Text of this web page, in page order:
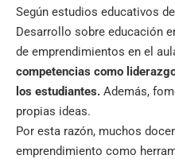
Según estudios educativos
Desarrollo sobre educación
de emprendimientos en el
competencias como
los estudiantes. Además,
propias ideas.
Por esta razón, muchos
emprendimiento como